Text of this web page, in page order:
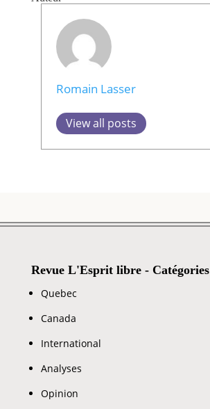
Romain Lasser
View all posts
Revue L'Esprit libre - Catégories
Quebec
Canada
International
Analyses
Opinion